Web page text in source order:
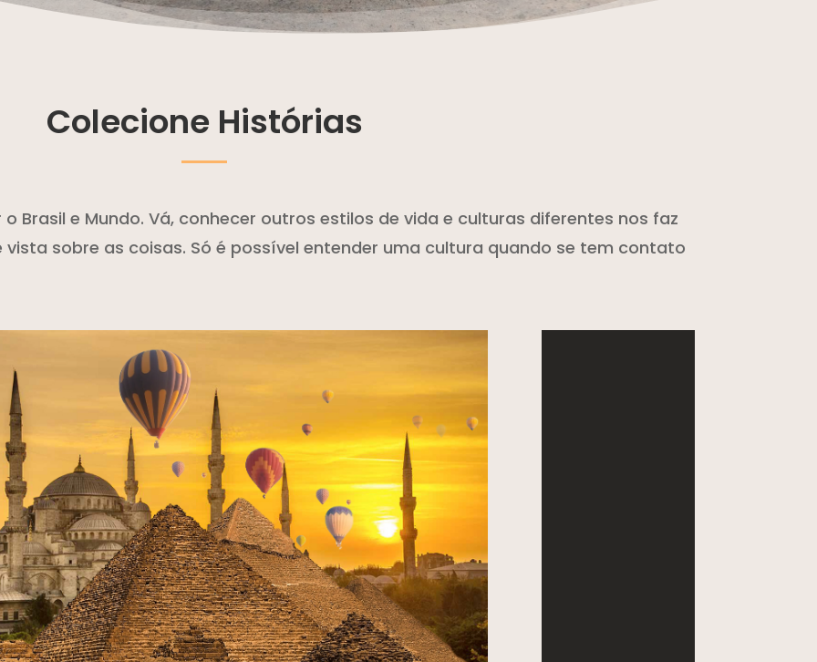
Colecione Histórias
Brasil e Mundo. Vá, conhecer outros estilos de vida e culturas diferentes nos faz
sobre as coisas. Só é possível entender uma cultura quando se tem contato